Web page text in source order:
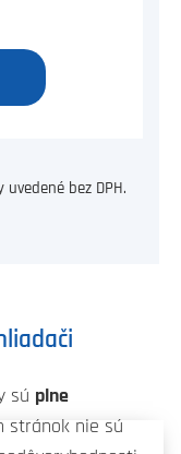
uvedené bez DPH.
sú plne
stránok nie sú